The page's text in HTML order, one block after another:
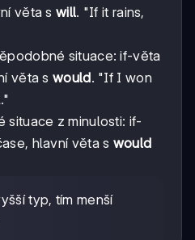
věta swill. "If it rains,
situace: if-věta
věta swould. "If I won
situace z minulosti: if-
hlavní věta s would
typ, tím menší